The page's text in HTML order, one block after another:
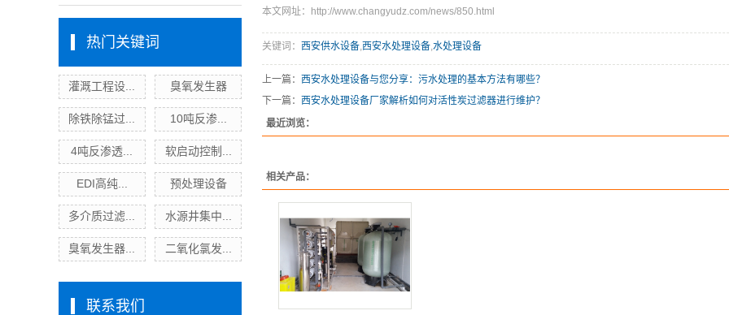
热门关键词
灌溉工程设... 臭氧发生器
除铁除锰过... 10吨反渗...
4吨反渗透... 软启动控制...
EDI高纯... 预处理设备
多介质过滤... 水源井集中...
臭氧发生器... 二氧化氯发...
联系我们
本文网址：http://www.changyudz.com/news/850.html
关键词： 西安供水设备,西安水处理设备,水处理设备
上一篇： 西安水处理设备与您分享：污水处理的基本方法有哪些？
下一篇： 西安水处理设备厂家解析如何对活性炭过滤器进行维护？
最近浏览：
相关产品：